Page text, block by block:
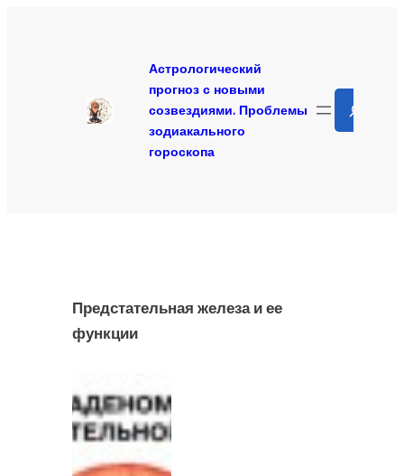
Астрологический
прогноз с новыми
созвездиями. Проблемы
зодиакального
гороскопа
Предстательная железа и ее
функции